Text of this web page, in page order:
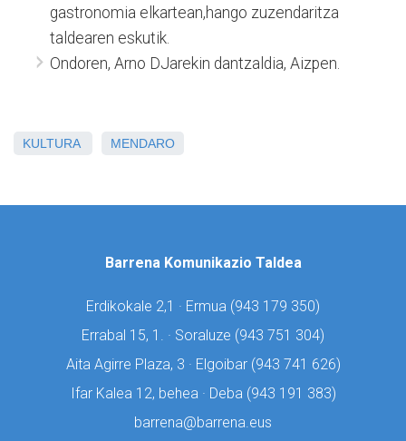
gastronomia elkartean,hango zuzendaritza
taldearen eskutik.
Ondoren, Arno DJarekin dantzaldia, Aizpen.
KULTURA MENDARO
Barrena Komunikazio Taldea
Erdikokale 2,1 · Ermua (943 179 350)
Errabal 15, 1. · Soraluze (943 751 304)
Aita Agirre Plaza, 3 · Elgoibar (943 741 626)
Ifar Kalea 12, behea · Deba (943 191 383)
barrena@barrena.eus